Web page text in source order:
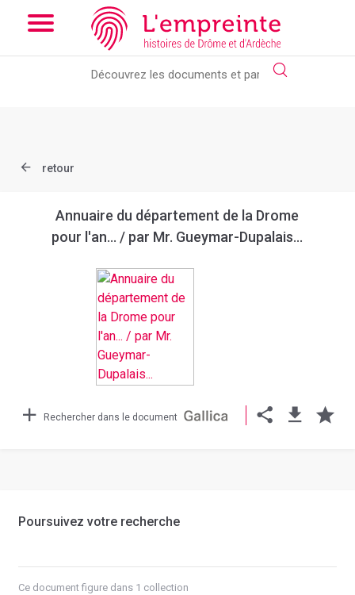
Array ( [slug] => document [ref] => bpt6k97614300 )
new slick-theme.css if you want the default styling
retour
Annuaire du département de la Drome
pour l'an... / par Mr. Gueymar-Dupalais...
Rechercher dans le document
Poursuivez votre recherche
Ce document figure dans 1 collection